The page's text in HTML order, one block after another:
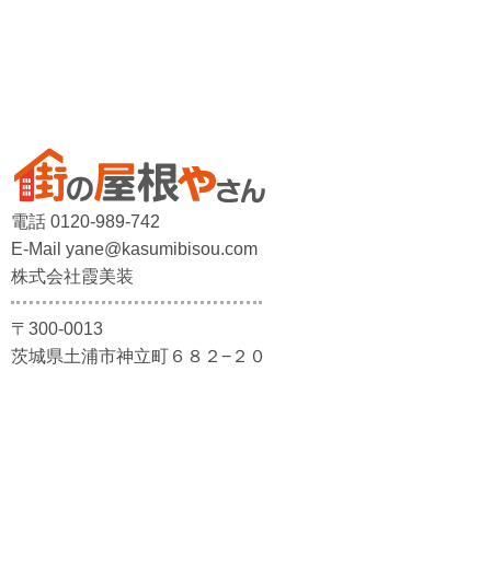
電話 0120-989-742
E-Mail yane@kasumibisou.com
株式会社霞美装
〒300-0013
茨城県土浦市神立町６８２−２０